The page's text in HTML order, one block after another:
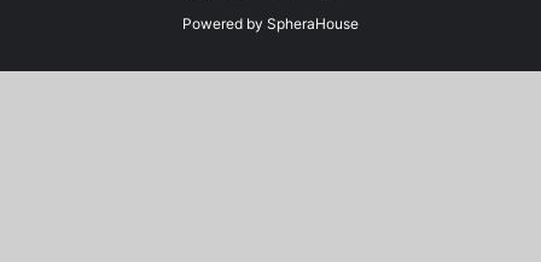
Powered by SpheraHouse